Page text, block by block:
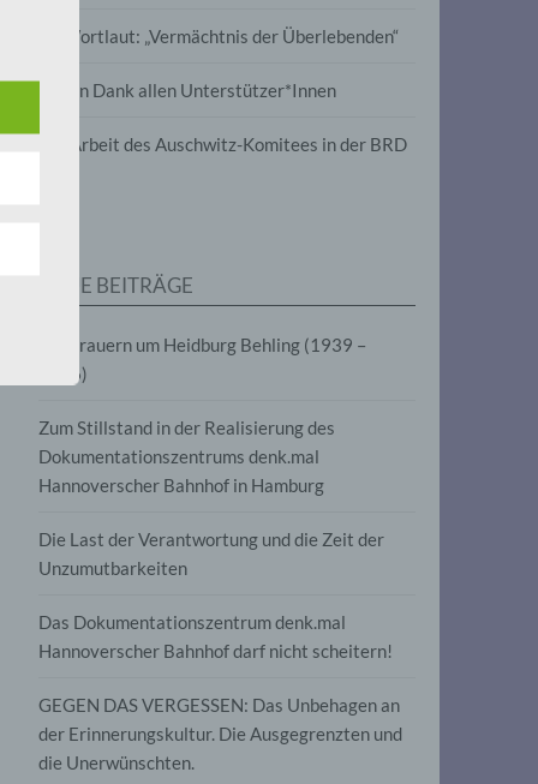
Im Wortlaut: „Vermächtnis der Überlebenden“
Vielen Dank allen Unterstützer*Innen
Zur Arbeit des Auschwitz-Komitees in der BRD
NEUE BEITRÄGE
Wir trauern um Heidburg Behling (1939 –
2026)
Zum Stillstand in der Realisierung des
Dokumentationszentrums denk.mal
Hannoverscher Bahnhof in Hamburg
Die Last der Verantwortung und die Zeit der
Unzumutbarkeiten
Das Dokumentationszentrum denk.mal
Hannoverscher Bahnhof darf nicht scheitern!
GEGEN DAS VERGESSEN: Das Unbehagen an
der Erinnerungskultur. Die Ausgegrenzten und
die Unerwünschten.